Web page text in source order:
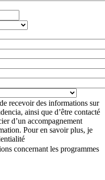
recevoir des informations sur
ainsi que d’être contacté
d’un accompagnement
Pour en savoir plus, je
concernant les programmes